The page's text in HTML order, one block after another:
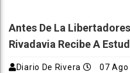
Antes De La
Rivadavia Recibe A
Diario De Rivera 07 Ago